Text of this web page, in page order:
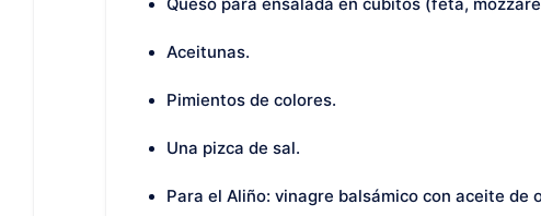
Queso para ensalada en cubitos (feta,
Aceitunas.
Pimientos de colores.
Una pizca de sal.
Para el Aliño: vinagre balsámico con aceite de